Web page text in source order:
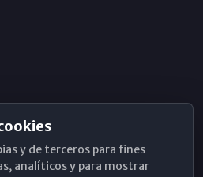
y de terceros para fines
analíticos y para mostrar